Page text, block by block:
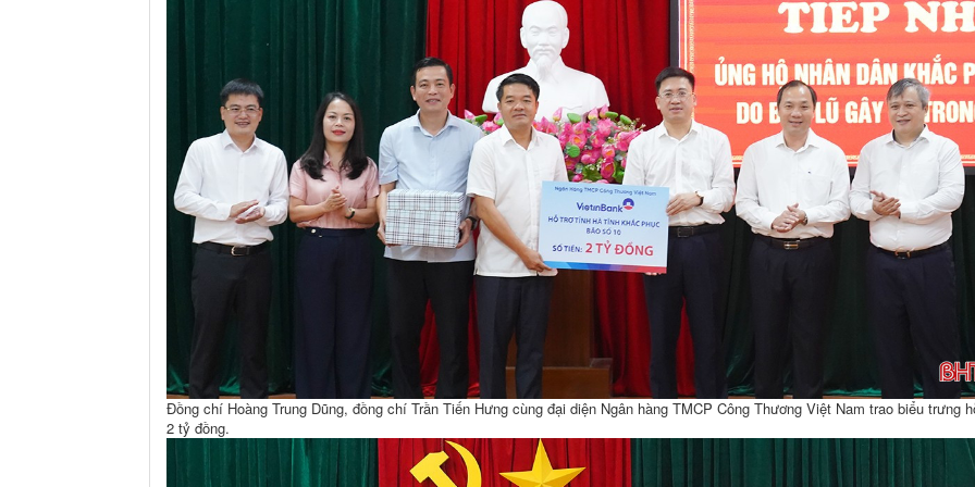
Đồng chí Hoàng Trung Dũng, đồng chí Trần Tiến Hưng cùng đại diện Ngân hàng TMCP Công Thương Việt Nam trao biểu trưng
2 tỷ đồng.